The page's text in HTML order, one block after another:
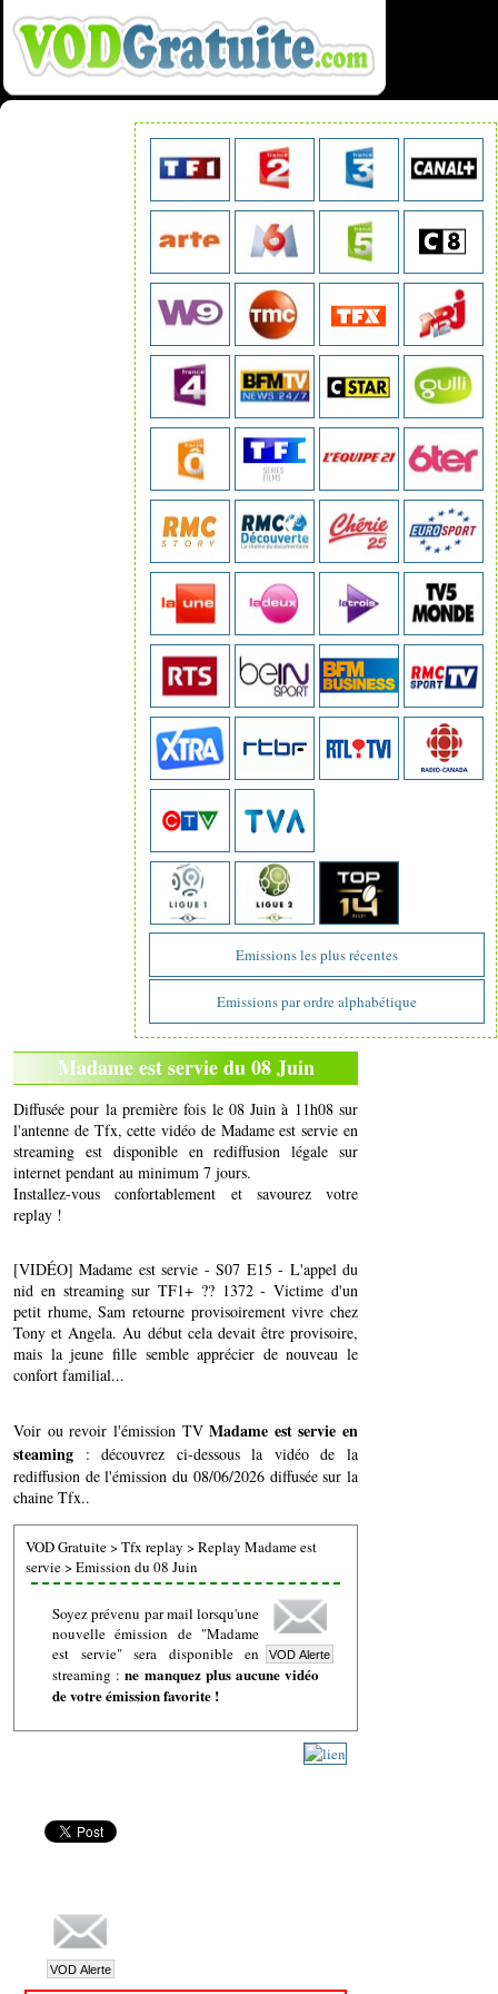
Emissions les plus récentes
Emissions par ordre alphabétique
Madame est servie du 08 Juin
Diffusée pour la première fois le 08 Juin à 11h08 sur
l'antenne de Tfx, cette vidéo de Madame est servie en
streaming est disponible en rediffusion légale sur
internet pendant au minimum 7 jours.
Installez-vous confortablement et savourez votre
replay !
[VIDÉO] Madame est servie - S07 E15 - L'appel du
nid en streaming sur TF1+ ?? 1372 - Victime d'un
petit rhume, Sam retourne provisoirement vivre chez
Tony et Angela. Au début cela devait être provisoire,
mais la jeune fille semble apprécier de nouveau le
confort familial...
Voir ou revoir l'émission TVMadame est servie en
steaming : découvrez ci-dessous la vidéo de la
rediffusion de l'émission du 08/06/2026 diffusée sur la
chaine Tfx..
VOD Gratuite>Tfx replay >Replay Madame est
servie>Emission du 08 Juin
Soyez prévenu par mail lorsqu'une
nouvelle émission de "Madame
est servie" sera disponible en
streaming :ne manquez plus aucune vidéo
de votre émission favorite !